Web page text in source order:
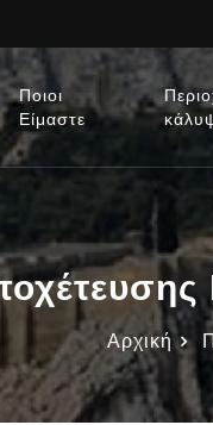
Ποιοι
Είμαστε
Αρχική